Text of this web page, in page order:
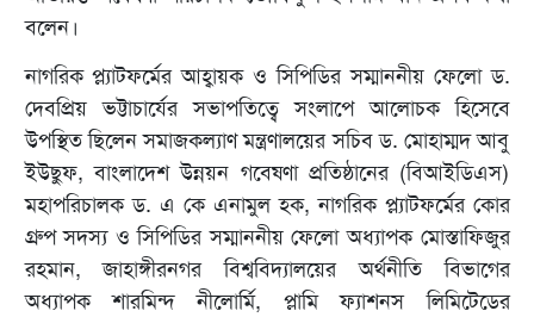
বলেন।
নাগরিক প্ল্যাটফর্মের আহ্বায়ক ও সিপিডির সম্মাননীয় ফেলো ড.
দেবপ্রিয় ভট্টাচার্যের সভাপতিত্বে সংলাপে আলোচক হিসেবে
উপস্থিত ছিলেন সমাজকল্যাণ মন্ত্রণালয়ের সচিব ড. মোহাম্মদ আবু
ইউছুফ, বাংলাদেশ উন্নয়ন গবেষণা প্রতিষ্ঠানের (বিআইডিএস)
মহাপরিচালক ড. এ কে এনামুল হক, নাগরিক প্ল্যাটফর্মের কোর
গ্রুপ সদস্য ও সিপিডির সম্মাননীয় ফেলো অধ্যাপক মোস্তাফিজুর
রহমান, জাহাঙ্গীরনগর বিশ্ববিদ্যালয়ের অর্থনীতি বিভাগের
অধ্যাপক শারমিন্দ নীলোর্মি, প্লামি ফ্যাশনস লিমিটেডের